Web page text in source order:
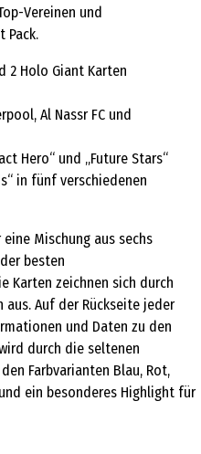
Vereinen und
Pack.
2 Holo Giant Karten
Al Nassr FC und
Hero“ und „Future Stars“
in fünf verschiedenen
Mischung aus sechs
besten
Karten zeichnen sich durch
Auf der Rückseite jeder
und Daten zu den
durch die seltenen
Farbvarianten Blau, Rot,
ein besonderes Highlight für